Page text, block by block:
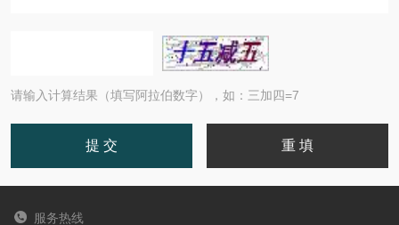
请输入计算结果（填写阿拉伯数字），如：三加四=7
服务热线